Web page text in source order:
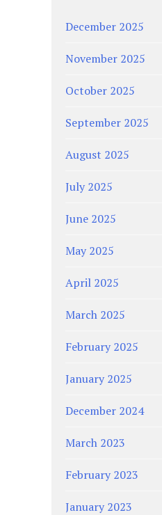
December 2025
November 2025
October 2025
September 2025
August 2025
July 2025
June 2025
May 2025
April 2025
March 2025
February 2025
January 2025
December 2024
March 2023
February 2023
January 2023